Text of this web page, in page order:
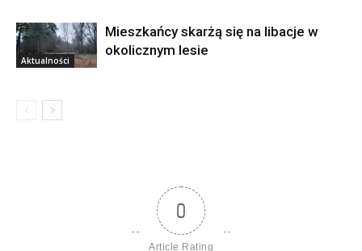
Aktualności
Mieszkańcy skarżą się na libacje w
okolicznym lesie
0
Article Rating